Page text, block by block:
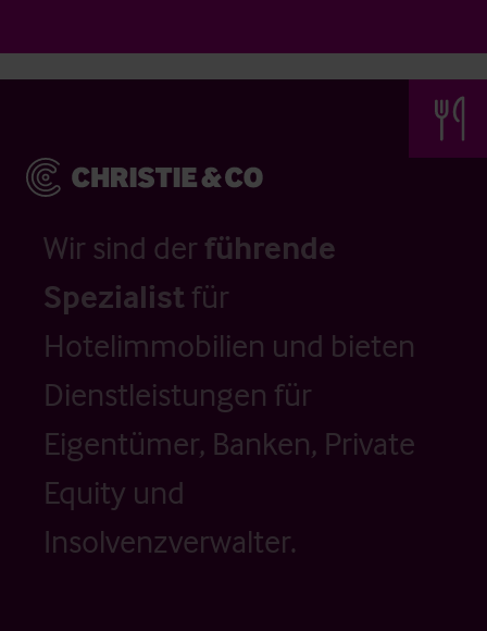
Wir sind der führende
Spezialistfür
Hotelimmobilien und bieten
Dienstleistungen für
Eigentümer, Banken, Private
Equity und
Insolvenzverwalter.